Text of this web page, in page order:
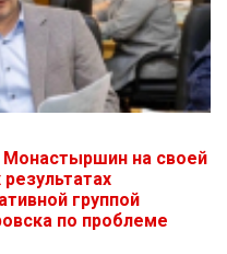
на своей
группой
по проблеме